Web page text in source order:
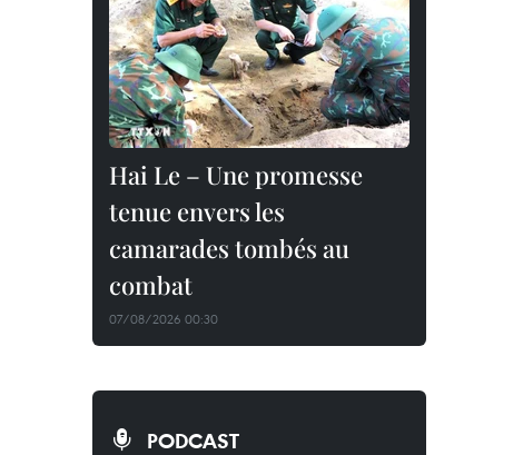
Hai Le – Une promesse
tenue envers les
camarades tombés au
combat
07/08/2026 00:30
PODCAST